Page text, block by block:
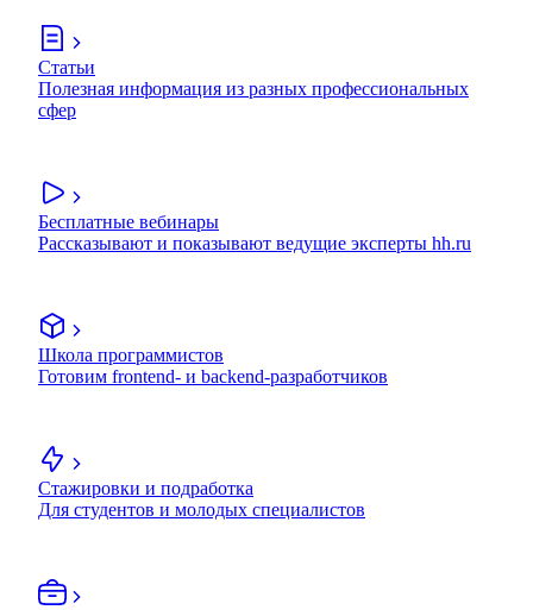
Статьи
Полезная информация из разных профессиональных
сфер
Бесплатные вебинары
Рассказывают и показывают ведущие эксперты hh.ru
Школа программистов
Готовим frontend- и backend-разработчиков
Стажировки и подработка
Для студентов и молодых специалистов